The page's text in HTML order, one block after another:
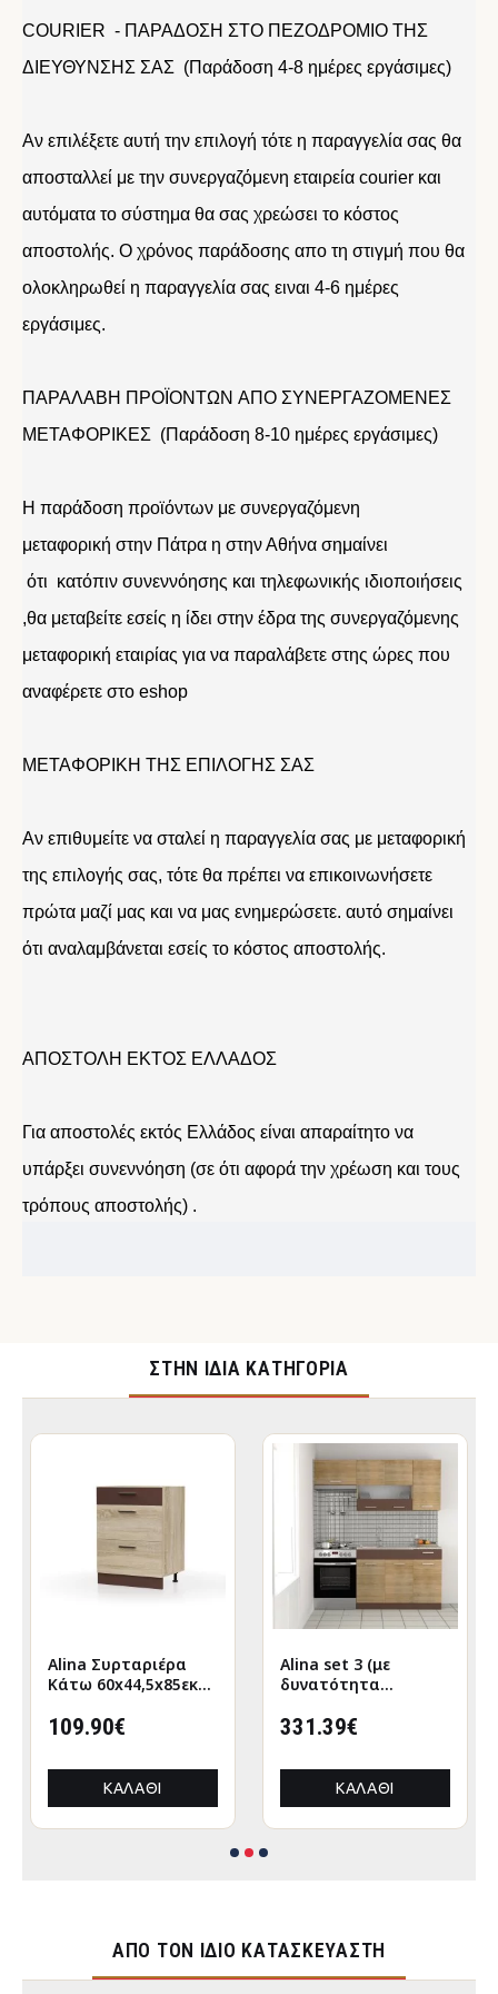
COURIER - ΠΑΡΑΔΟΣΗ ΣΤΟ ΠΕΖΟΔΡΟΜΙΟ ΤΗΣ
ΔΙΕΥΘΥΝΣΗΣ ΣΑΣ (Παράδοση 4-8 ημέρες εργάσιμες)
Αν επιλέξετε αυτή την επιλογή τότε η παραγγελία σας θα
αποσταλλεί με την συνεργαζόμενη εταιρεία courier και
αυτόματα το σύστημα θα σας χρεώσει το κόστος
αποστολής. Ο χρόνος παράδοσης απο τη στιγμή που θα
ολοκληρωθεί η παραγγελία σας ειναι 4-6 ημέρες
εργάσιμες.
ΠΑΡΑΛΑΒΗ ΠΡΟΪΟΝΤΩΝ ΑΠΟ ΣΥΝΕΡΓΑΖΟΜΕΝΕΣ
ΜΕΤΑΦΟΡΙΚΕΣ (Παράδοση 8-10 ημέρες εργάσιμες)
Η παράδοση προϊόντων με συνεργαζόμενη
μεταφορική στην Πάτρα η στην Αθήνα σημαίνει
ότι κατόπιν συνεννόησης και τηλεφωνικής ιδιοποιήσεις
,θα μεταβείτε εσείς η ίδει στην έδρα της συνεργαζόμενης
μεταφορική εταιρίας για να παραλάβετε στης ώρες που
αναφέρετε στο eshop
ΜΕΤΑΦΟΡΙΚΗ ΤΗΣ ΕΠΙΛΟΓΗΣ ΣΑΣ
Αν επιθυμείτε να σταλεί η παραγγελία σας με μεταφορική
της επιλογής σας, τότε θα πρέπει να επικοινωνήσετε
πρώτα μαζί μας και να μας ενημερώσετε. αυτό σημαίνει
ότι αναλαμβάνεται εσείς το κόστος αποστολής.
ΑΠΟΣΤΟΛΗ ΕΚΤΟΣ ΕΛΛΑΔΟΣ
Για αποστολές εκτός Ελλάδος είναι απαραίτητο να
υπάρξει συνεννόηση (σε ότι αφορά την χρέωση και τους
τρόπους αποστολής) .
ΣΤΉΝ ΊΔΙΑ ΚΑΤΗΓΟΡΊΑ
Alina Συρταριέρα
Κάτω 60x44,5x85εκ
109.90€
ΚΑΛΆΘΙ
Alina set 3 (με
δυνατότητα
Μόκκα Σετ 5 κουτιών
331.39€
ΚΑΛΆΘΙ
ΑΠΌ ΤΟΝ ΊΔΙΟ ΚΑΤΑΣΚΕΥΑΣΤΉ